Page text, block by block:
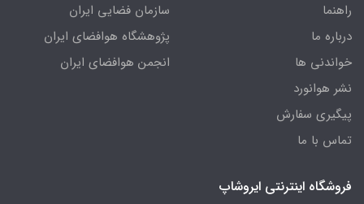
راهنما
درباره ما
خواندنی ها
نشر هوانورد
پیگیری سفارش
تماس با ما
سازمان فضایی ایران
پژوهشگاه هوافضای ایران
انجمن هوافضای ایران
فروشگاه اینترنتی ایروشاپ